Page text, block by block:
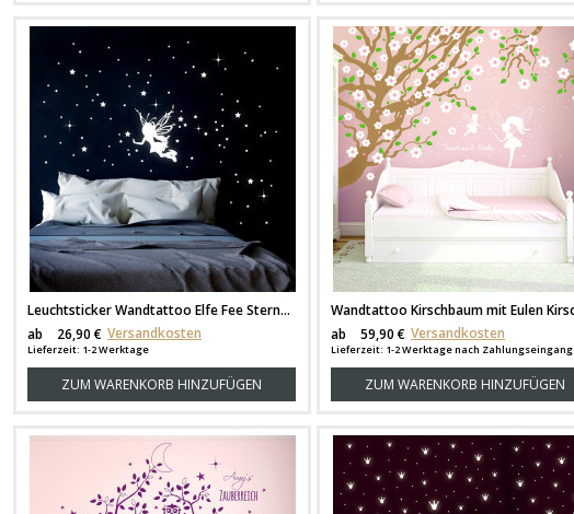
Leuchtsticker Wandtattoo Elfe Fee Sternenhimmel mit Sterne fluoreszierend M2331
ab
26,90 € Versandkosten
Lieferzeit: 1-2 Werktage
ZUM WARENKORB HINZUFÜGEN
ab
59,90 € Versandkosten
Lieferzeit: 1-2 Werktage nach Zahlungseingang
ZUM WARENKORB HINZUFÜGEN